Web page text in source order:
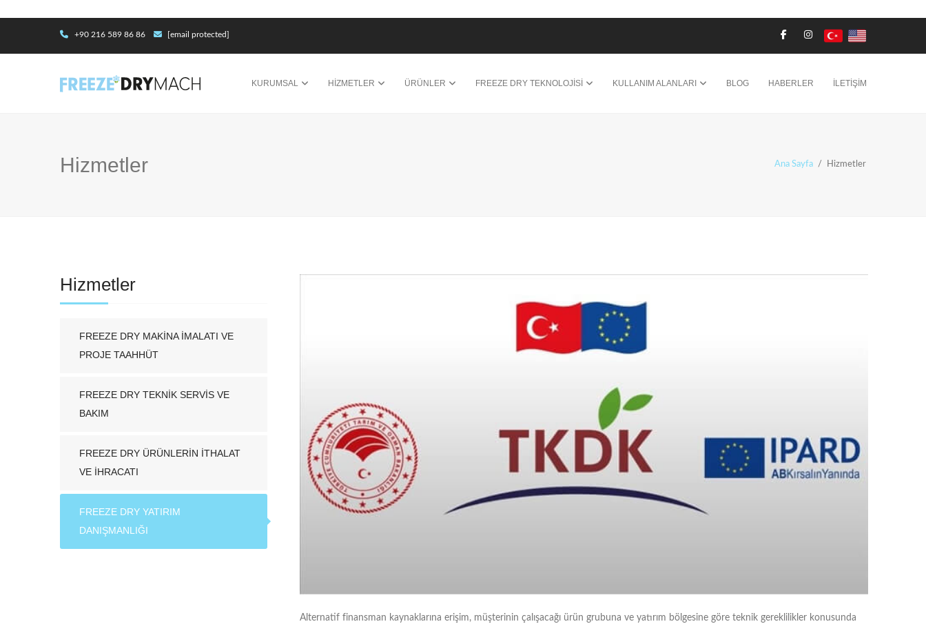
+90 216 589 86 86 [email protected]
KURUMSAL HİZMETLER ÜRÜNLER FREEZE DRY TEKNOLOJİSİ KULLANIM ALANLARI BLOG HABERLER İLETİŞİM
Hizmetler Ana Sayfa / Hizmetler
Alternatif finansman kaynaklarına erişim, müşterinin çalışacağı ürün grubuna ve yatırım bölgesine göre teknik gereklilikler konusunda
Hizmetler
FREEZE DRY MAKİNA İMALATI VE
PROJE TAAHHÜT
FREEZE DRY TEKNİK SERVİS VE
BAKIM
FREEZE DRY ÜRÜNLERİN İTHALAT
VE İHRACATI
FREEZE DRY YATIRIM
DANIŞMANLIĞI